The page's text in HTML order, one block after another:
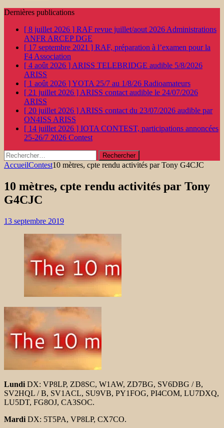
Dernières publications
[ 8 juillet 2026 ] RAF revue juillet/aout 2026 Administrations
ANFR ARCEP DGE
[ 17 septembre 2021 ] RAF, préparation à l’examen pour la
F4 Association
[ 4 août 2026 ] ARISS TELEBRIDGE audible 5/8/2026
ARISS
[ 1 août 2026 ]YOTA 25/7 au 1/8/26 Radioamateurs
[ 21 juillet 2026 ] ARISS contact audible le 24/07/2026
ARISS
[ 20 juillet 2026 ] ARISS contact du 23/07/2026 audible par
ON4ISS ARISS
[ 14 juillet 2026 ] IOTA CONTEST, participations annoncées
25-26/7 2026 Contest
Rechercher :
AccueilContest10 mètres, cpte rendu activités par Tony G4CJC
10 mètres, cpte rendu activités par Tony
G4CJC
13 septembre 2019
Lundi DX: VP8LP, ZD8SC, W1AW, ZD7BG, SV6DBG / B,
SV2HQL / B, SV1ACL, SU9VB, PY1FOG, PI4COM, LU7DXQ,
LU5DT, FG8OJ, CA3SOC.
Mardi DX: 5T5PA, VP8LP, CX7CO.